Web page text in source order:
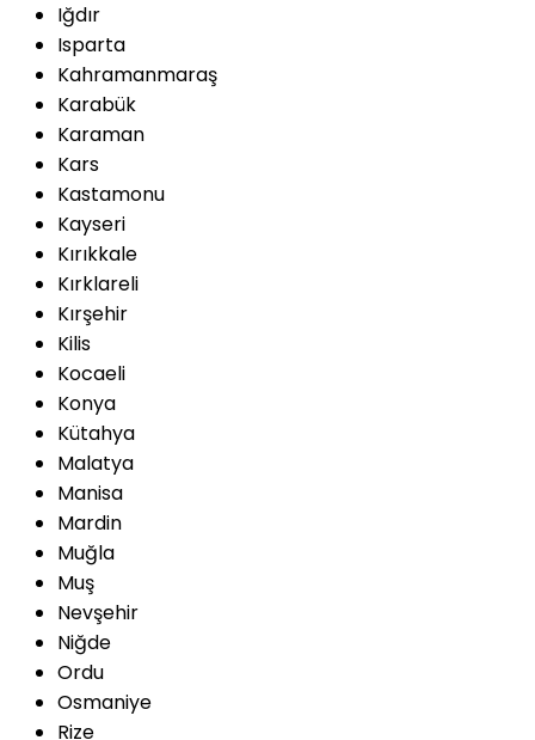
Iğdır
Isparta
Kahramanmaraş
Karabük
Karaman
Kars
Kastamonu
Kayseri
Kırıkkale
Kırklareli
Kırşehir
Kilis
Kocaeli
Konya
Kütahya
Malatya
Manisa
Mardin
Muğla
Muş
Nevşehir
Niğde
Ordu
Osmaniye
Rize